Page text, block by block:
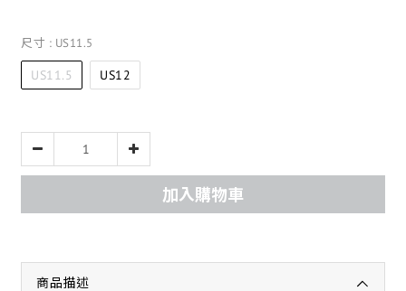
尺寸 : US11.5
US11.5 US12
加入購物車
商品描述